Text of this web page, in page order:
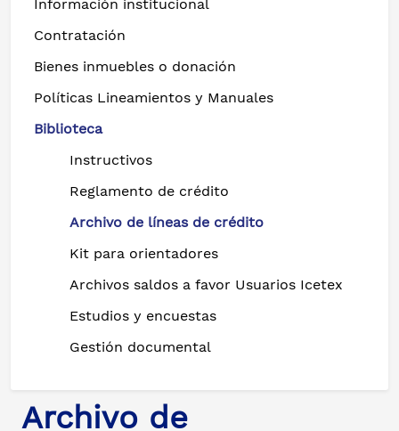
Información institucional
Contratación
Bienes inmuebles o donación
Políticas Lineamientos y Manuales
Biblioteca
Instructivos
Reglamento de crédito
Archivo de líneas de crédito
Kit para orientadores
Archivos saldos a favor Usuarios Icetex
Estudios y encuestas
Gestión documental
Archivo de